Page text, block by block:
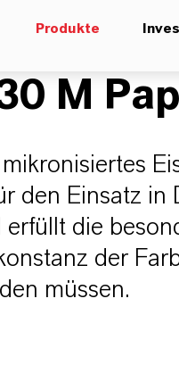
Produkte
M
den Einsatz in
die
der
müssen.